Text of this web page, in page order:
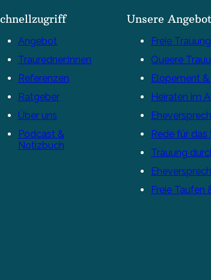
Angebot
Trauredner:innen
Referenzen
Ratgeber
Über uns
Podcast &
Notizbuch
Unsere
Freie Trauung
Queere
Elopement
Heiraten im
Rede für
Trauung
Freie Taufen